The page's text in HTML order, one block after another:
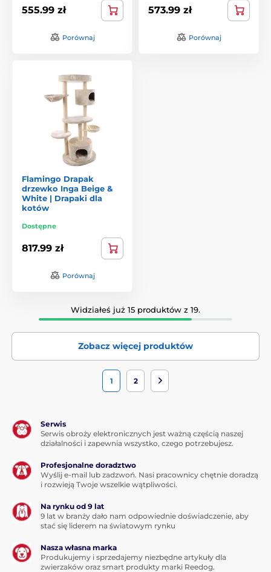
555.99 zł
Porównaj
573.99 zł
Porównaj
Flamingo Drapak
drzewko Inga Beige &
White | Drapaki dla
kotów
Dostępne
817.99 zł
Porównaj
Widziałeś już 15 produktów z 19.
Zobacz więcej produktów
1 2
Serwis
Serwis obroży elektronicznych jest ważną częścią naszej
działalności i zapewnia wszystko, czego potrzebujesz.
Profesjonalne doradztwo
Wyślij e-mail lub zadzwoń. Nasi pracownicy chętnie doradzą
i rozwieją Twoje wszelkie wątpliwości.
Na rynku od 9 lat
9 lat w branży dało nam odpowiednie doświadczenie, aby
stać się liderem na światowym rynku
Nasza własna marka
Produkujemy i sprzedajemy niezbędne artykuły dla
zwierzaków oraz smart produkty marki Reedog.